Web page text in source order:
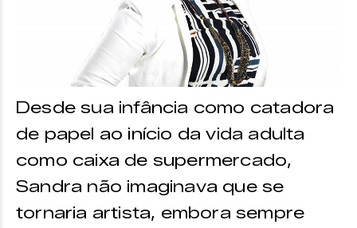
Desde sua infância como catadora
de papel ao início da vida adulta
como caixa de supermercado,
Sandra não imaginava que se
tornaria artista, embora sempre